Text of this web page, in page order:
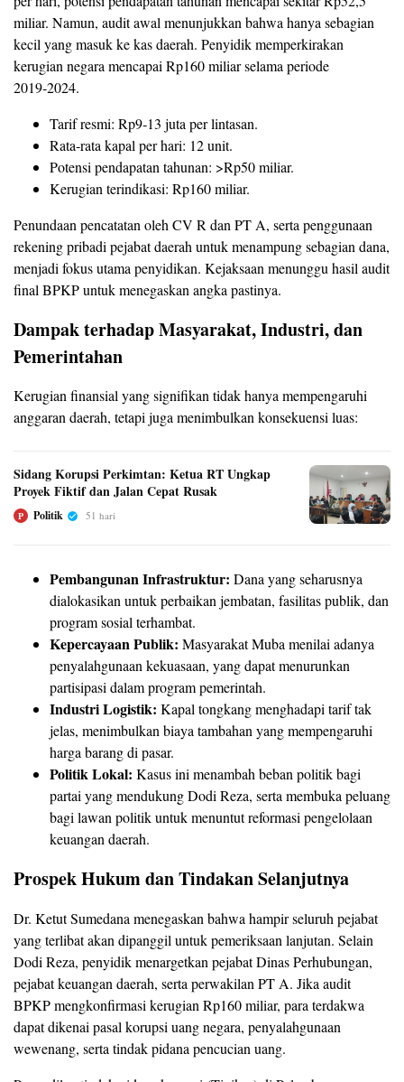
miliar. Namun, audit awal menunjukkan bahwa hanya sebagian
kecil yang masuk ke kas daerah. Penyidik memperkirakan
kerugian negara mencapai Rp160 miliar selama periode
2019‑2024.
Tarif resmi: Rp9‑13 juta per lintasan.
Rata‑rata kapal per hari: 12 unit.
Potensi pendapatan tahunan: >Rp50 miliar.
Kerugian terindikasi: Rp160 miliar.
Penundaan pencatatan oleh CV R dan PT A, serta penggunaan
rekening pribadi pejabat daerah untuk menampung sebagian dana,
menjadi fokus utama penyidikan. Kejaksaan menunggu hasil audit
final BPKP untuk menegaskan angka pastinya.
Dampak terhadap Masyarakat, Industri, dan
Pemerintahan
Kerugian finansial yang signifikan tidak hanya mempengaruhi
anggaran daerah, tetapi juga menimbulkan konsekuensi luas:
Sidang Korupsi Perkimtan: Ketua RT Ungkap
Proyek Fiktif dan Jalan Cepat Rusak
P Politik 51 hari
Pembangunan Infrastruktur: Dana yang seharusnya
dialokasikan untuk perbaikan jembatan, fasilitas publik, dan
program sosial terhambat.
Kepercayaan Publik: Masyarakat Muba menilai adanya
penyalahgunaan kekuasaan, yang dapat menurunkan
partisipasi dalam program pemerintah.
Industri Logistik: Kapal tongkang menghadapi tarif tak
jelas, menimbulkan biaya tambahan yang mempengaruhi
harga barang di pasar.
Politik Lokal: Kasus ini menambah beban politik bagi
partai yang mendukung Dodi Reza, serta membuka peluang
bagi lawan politik untuk menuntut reformasi pengelolaan
keuangan daerah.
Prospek Hukum dan Tindakan Selanjutnya
Dr. Ketut Sumedana menegaskan bahwa hampir seluruh pejabat
yang terlibat akan dipanggil untuk pemeriksaan lanjutan. Selain
Dodi Reza, penyidik menargetkan pejabat Dinas Perhubungan,
pejabat keuangan daerah, serta perwakilan PT A. Jika audit
BPKP mengkonfirmasi kerugian Rp160 miliar, para terdakwa
dapat dikenai pasal korupsi uang negara, penyalahgunaan
wewenang, serta tindak pidana pencucian uang.